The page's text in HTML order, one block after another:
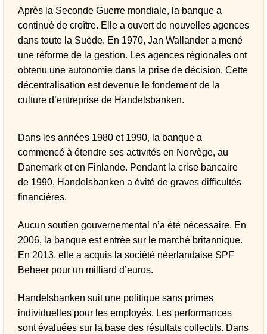
Après la Seconde Guerre mondiale, la banque a
continué de croître. Elle a ouvert de nouvelles agences
dans toute la Suède. En 1970, Jan Wallander a mené
une réforme de la gestion. Les agences régionales ont
obtenu une autonomie dans la prise de décision. Cette
décentralisation est devenue le fondement de la
culture d’entreprise de Handelsbanken.
Dans les années 1980 et 1990, la banque a
commencé à étendre ses activités en Norvège, au
Danemark et en Finlande. Pendant la crise bancaire
de 1990, Handelsbanken a évité de graves difficultés
financières.
Aucun soutien gouvernemental n’a été nécessaire. En
2006, la banque est entrée sur le marché britannique.
En 2013, elle a acquis la société néerlandaise SPF
Beheer pour un milliard d’euros.
Handelsbanken suit une politique sans primes
individuelles pour les employés. Les performances
sont évaluées sur la base des résultats collectifs. Dans